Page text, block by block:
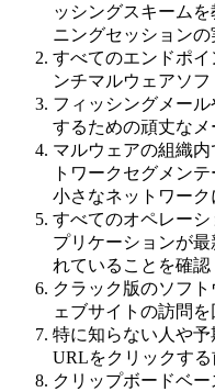
ッシングスキーム
ニングセッションの
すべてのエンドポ
ンチマルウェアソ
フィッシングメー
するための頑丈な
マルウェアの組織
トワークセグメン
小さなネットワー
すべてのオペレー
プリケーションが
れていることを確認
クラック版のソフ
ェブサイトの訪問を
特に知らない人や
URLをクリックす
クリップボードベ